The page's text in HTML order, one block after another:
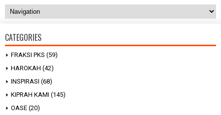
CATEGORIES
FRAKSI PKS (59)
HAROKAH (42)
INSPIRASI (68)
KIPRAH KAMI (145)
OASE (20)